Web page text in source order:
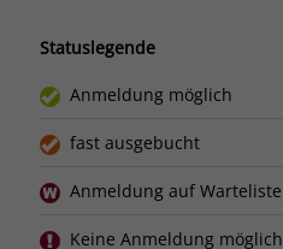
Statuslegende
Anmeldung möglich
fast ausgebucht
Anmeldung auf Warteliste
Keine Anmeldung möglich